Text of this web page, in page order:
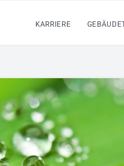
KARRIERE